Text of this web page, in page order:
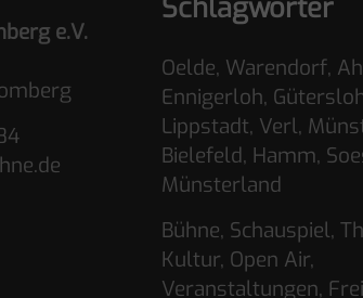
e.V.
Schlagwörter
Oelde, Warendorf,
Ennigerloh,
Lippstadt, Verl,
Bielefeld, Hamm,
Münsterland
Bühne, Schauspiel,
Kultur, Open Air,
Veranstaltungen,